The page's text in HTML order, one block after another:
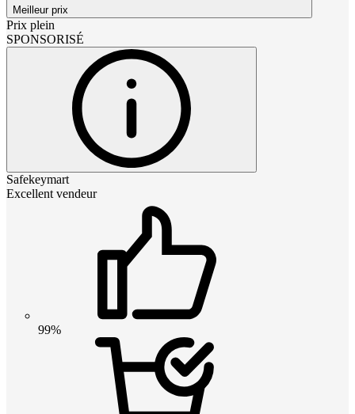
Meilleur prix
Prix plein
SPONSORISÉ
Safekeymart
Excellent vendeur
99%